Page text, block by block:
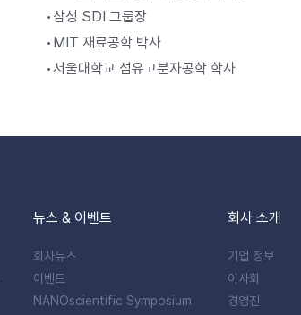
• 삼성 SDI 그룹장
• MIT 재료공학 박사
•서울대학교 섬유고분자공학 학사
뉴스 & 이벤트
회사뉴스
이벤트
NANOscientific Symposium
회사 소개
기업 정보
이사회
경영진